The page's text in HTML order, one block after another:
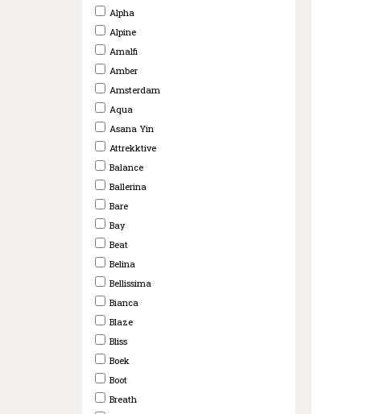
Alpha
Alpine
Amalfi
Amber
Amsterdam
Aqua
Asana Yin
Attrekktive
Balance
Ballerina
Bare
Bay
Beat
Belina
Bellissima
Bianca
Blaze
Bliss
Boek
Boot
Breath